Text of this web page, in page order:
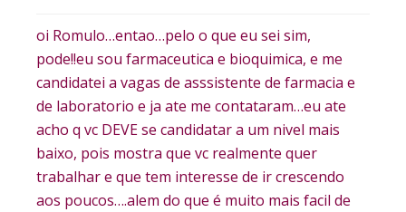
oi Romulo…entao…pelo o que eu sei sim,
pode!!eu sou farmaceutica e bioquimica, e me
candidatei a vagas de asssistente de farmacia e
de laboratorio e ja ate me contataram…eu ate
acho q vc DEVE se candidatar a um nivel mais
baixo, pois mostra que vc realmente quer
trabalhar e que tem interesse de ir crescendo
aos poucos….alem do que é muito mais facil de